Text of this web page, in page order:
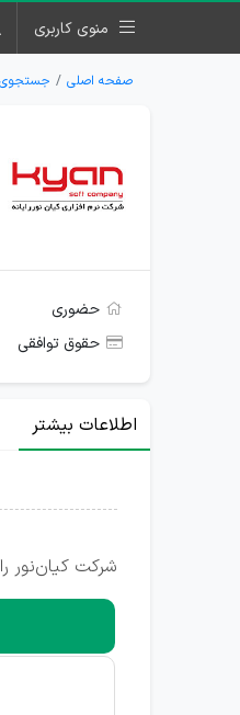
منوی کاربری
صفحه اصلی جستجوی
حضوری
حقوق توافقی
اطلاعات بیشتر
شرکت کیان‌نور